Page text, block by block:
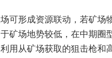
可形成资源联动，若矿场
矿场地势较低，在中期圈
用从矿场获取的狙击枪和